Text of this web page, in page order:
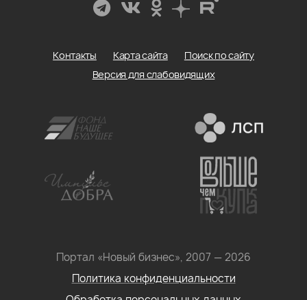
Портал «Новый бизнес», 2007 — 2026
Политика конфиденциальности
Контакты Карта сайта
Поиск по сайту
Версия для слабовидящих